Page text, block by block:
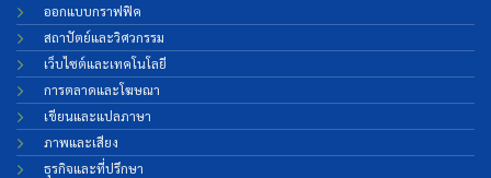
ออกแบบกราฟฟิค
สถาปัตย์และวิศวกรรม
เว็บไซต์และเทคโนโลยี
การตลาดและโฆษณา
เขียนและแปลภาษา
ภาพและเสียง
ธุรกิจและที่ปรึกษา